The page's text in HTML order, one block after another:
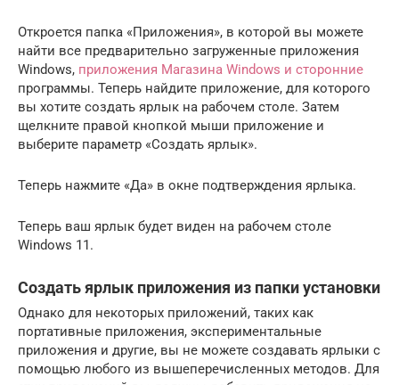
Откроется папка «Приложения», в которой вы можете
найти все предварительно загруженные приложения
Windows, приложения Магазина Windows и сторонние
программы. Теперь найдите приложение, для которого
вы хотите создать ярлык на рабочем столе. Затем
щелкните правой кнопкой мыши приложение и
выберите параметр «Создать ярлык».
Теперь нажмите «Да» в окне подтверждения ярлыка.
Теперь ваш ярлык будет виден на рабочем столе
Windows 11.
Создать ярлык приложения из папки установки
Однако для некоторых приложений, таких как
портативные приложения, экспериментальные
приложения и другие, вы не можете создавать ярлыки с
помощью любого из вышеперечисленных методов. Для